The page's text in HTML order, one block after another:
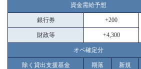
資金需給予想
銀行券 +200
財政等 +4,300
オペ確定分
除く貸出支援基金 期落 新規